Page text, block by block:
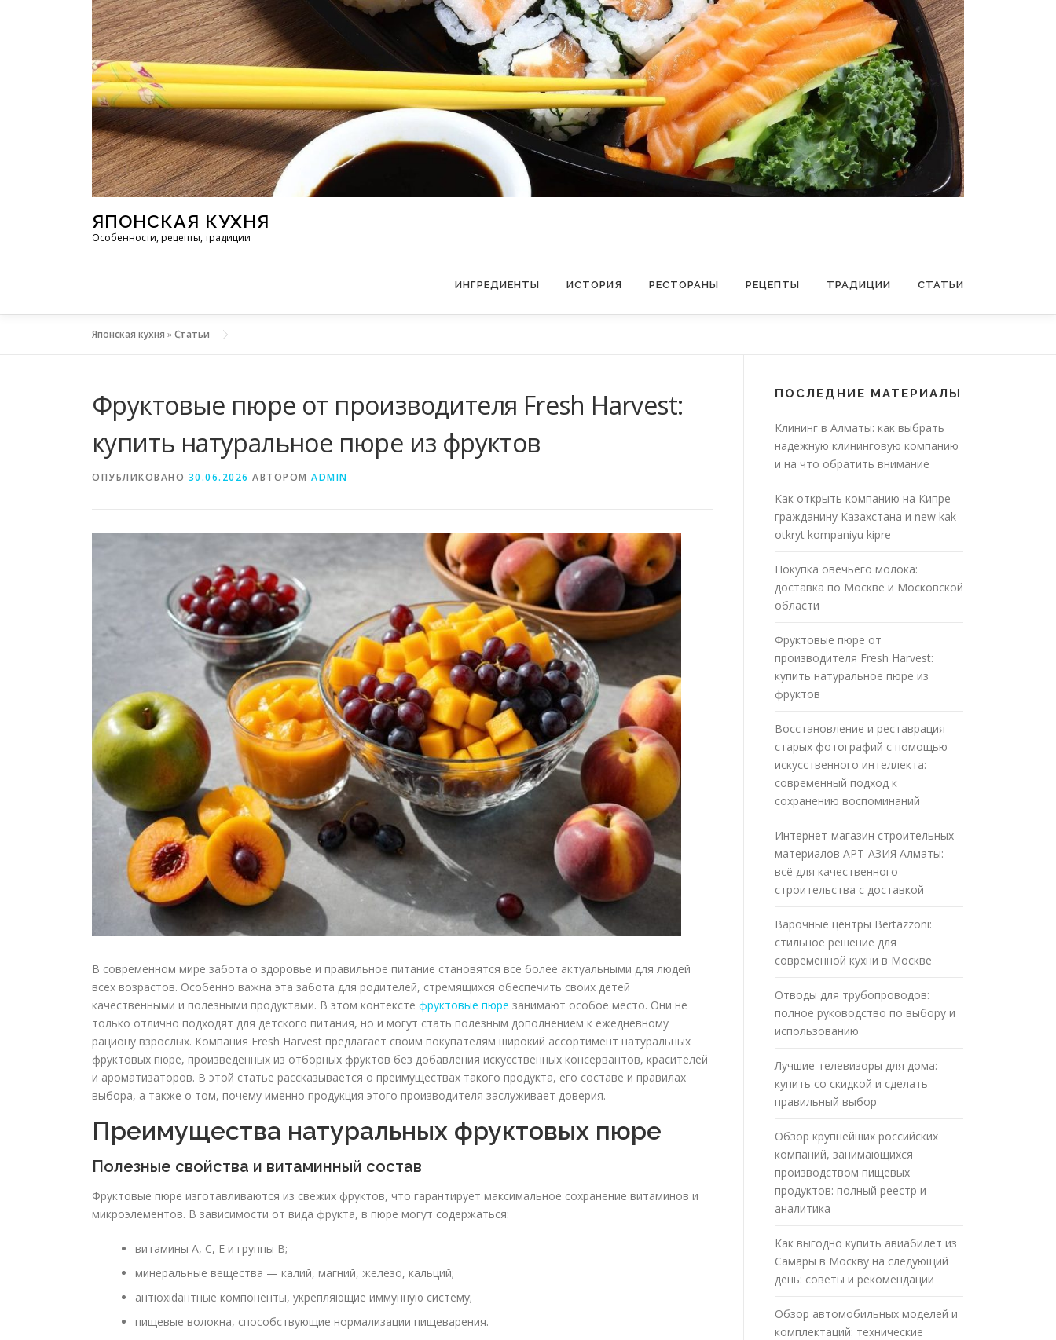
Перейти к содержимому
ЯПОНСКАЯ КУХНЯ
Особенности, рецепты, традиции
ИНГРЕДИЕНТЫ ИСТОРИЯ РЕСТОРАНЫ РЕЦЕПТЫ ТРАДИЦИИ СТАТЬИ
Японская кухня »Статьи
Фруктовые пюре от производителя Fresh Harvest:
купить натуральное пюре из фруктов
ОПУБЛИКОВАНО 30.06.2026 АВТОРОМ ADMIN
В современном мире забота о здоровье и правильное питание становятся все более актуальными для людей
всех возрастов. Особенно важна эта забота для родителей, стремящихся обеспечить своих детей
качественными и полезными продуктами. В этом контексте фруктовые пюре занимают особое место. Они не
только отлично подходят для детского питания, но и могут стать полезным дополнением к ежедневному
рациону взрослых. Компания Fresh Harvest предлагает своим покупателям широкий ассортимент натуральных
фруктовых пюре, произведенных из отборных фруктов без добавления искусственных консервантов, красителей
и ароматизаторов. В этой статье рассказывается о преимуществах такого продукта, его составе и правилах
выбора, а также о том, почему именно продукция этого производителя заслуживает доверия.
Преимущества натуральных фруктовых пюре
Полезные свойства и витаминный состав
Фруктовые пюре изготавливаются из свежих фруктов, что гарантирует максимальное сохранение витаминов и
микроэлементов. В зависимости от вида фрукта, в пюре могут содержаться:
витамины А, C, Е и группы В;
минеральные вещества — калий, магний, железо, кальций;
антioxidантные компоненты, укрепляющие иммунную систему;
пищевые волокна, способствующие нормализации пищеварения.
ПОСЛЕДНИЕ МАТЕРИАЛЫ
Клининг в Алматы: как выбрать
надежную клининговую компанию
и на что обратить внимание
Как открыть компанию на Кипре
гражданину Казахстана и new kak
otkryt kompaniyu kipre
Покупка овечьего молока:
доставка по Москве и Московской
области
Фруктовые пюре от
производителя Fresh Harvest:
купить натуральное пюре из
фруктов
Восстановление и реставрация
старых фотографий с помощью
искусственного интеллекта:
современный подход к
сохранению воспоминаний
Интернет-магазин строительных
материалов АРТ-АЗИЯ Алматы:
всё для качественного
строительства с доставкой
Варочные центры Bertazzoni:
стильное решение для
современной кухни в Москве
Отводы для трубопроводов:
полное руководство по выбору и
использованию
Лучшие телевизоры для дома:
купить со скидкой и сделать
правильный выбор
Обзор крупнейших российских
компаний, занимающихся
производством пищевых
продуктов: полный реестр и
аналитика
Как выгодно купить авиабилет из
Самары в Москву на следующий
день: советы и рекомендации
Обзор автомобильных моделей и
комплектаций: технические